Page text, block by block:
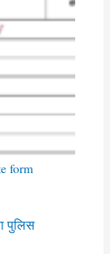
form
पुलिस